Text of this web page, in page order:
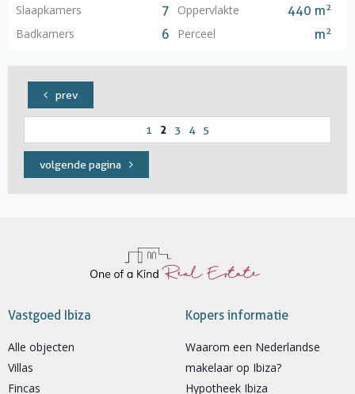
Slaapkamers 7 Oppervlakte 440 m2
Badkamers 6 Perceel m2
prev
1 2 3 4 5
volgende pagina
Vastgoed Ibiza
Alle objecten
Villas
Fincas
Kopers informatie
Waarom een Nederlandse
makelaar op Ibiza?
Hypotheek Ibiza